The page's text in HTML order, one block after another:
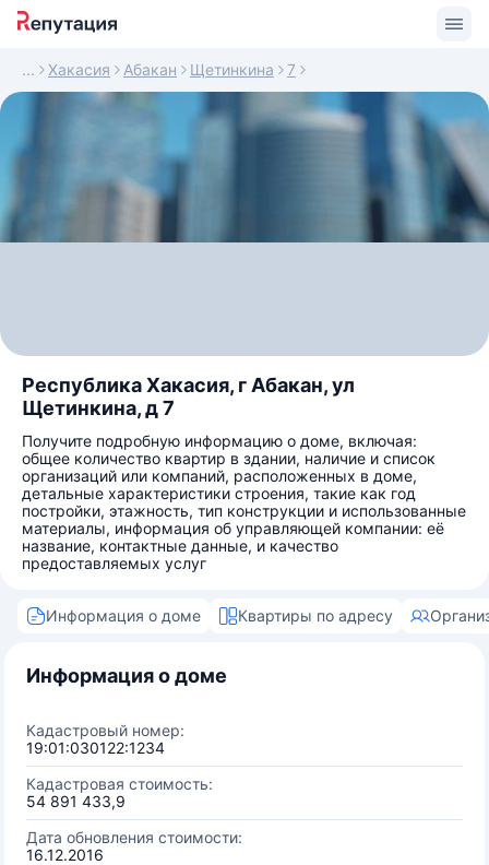
Хакасия Абакан Щетинкина 7
Республика Хакасия, г Абакан, ул
Щетинкина, д 7
Получите подробную информацию о доме, включая:
общее количество квартир в здании, наличие и список
организаций или компаний, расположенных в доме,
детальные характеристики строения, такие как год
постройки, этажность, тип конструкции и использованные
материалы, информация об управляющей компании: её
название, контактные данные, и качество
предоставляемых услуг
Информация о доме Квартиры по адресу
Информация о доме
Кадастровый номер:
19:01:030122:1234
Кадастровая стоимость:
54 891 433,9
Дата обновления стоимости:
16.12.2016